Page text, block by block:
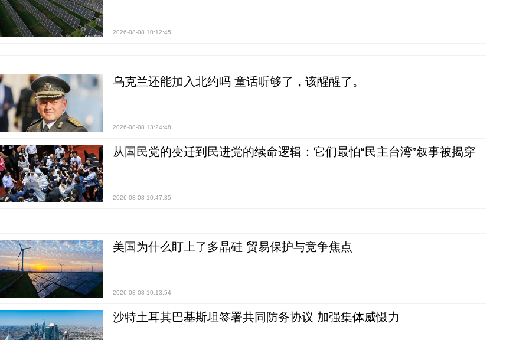
2026-08-08 10:12:45
乌克兰还能加入北约吗 童话听够了，该醒醒了。
2026-08-08 13:24:48
从国民党的变迁到民进党的续命逻辑：它们最怕“民主台湾”叙事被揭穿
2026-08-08 10:47:35
美国为什么盯上了多晶硅 贸易保护与竞争焦点
2026-08-08 10:13:54
沙特土耳其巴基斯坦签署共同防务协议 加强集体威慑力